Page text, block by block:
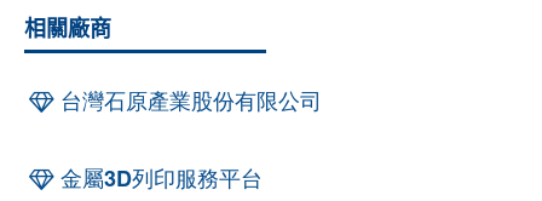
相關廠商
台灣石原產業股份有限公司
金屬3D列印服務平台